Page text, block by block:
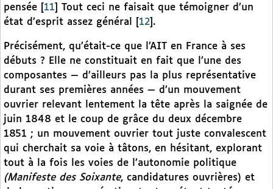
pensée
11
Tout ceci ne faisait que témoigner d’un
état d’esprit assez général
12 .
Précisément, qu’était-ce que l’AIT en France à ses
débuts ? Elle ne constituait en fait que l’une des
composantes — d’ailleurs pas la plus représentative
durant ses premières années — d’un mouvement
ouvrier relevant lentement la tête après la saignée de
juin 1848 et le coup de grâce du deux décembre
1851 ; un mouvement ouvrier tout juste convalescent
qui cherchait sa voie à tâtons, en hésitant, explorant
tout à la fois les voies de l’autonomie politique
(Manifeste des Soixante, candidatures ouvrières) et